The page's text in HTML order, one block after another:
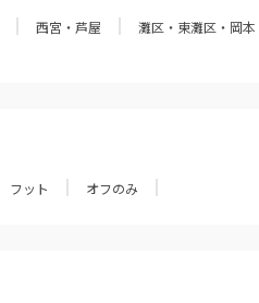
西宮・芦屋 灘区・東灘区・岡本
フット オフのみ